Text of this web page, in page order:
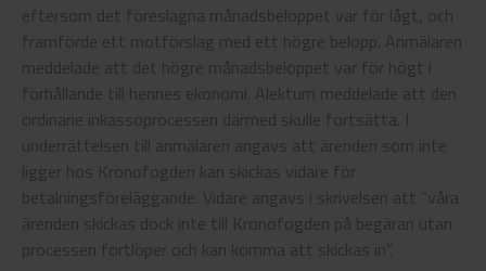
eftersom det föreslagna månadsbeloppet var för lågt, och
framförde ett motförslag med ett högre belopp. Anmälaren
meddelade att det högre månadsbeloppet var för högt i
förhållande till hennes ekonomi. Alektum meddelade att den
ordinarie inkassoprocessen därmed skulle fortsätta. I
underrättelsen till anmälaren angavs att ärenden som inte
ligger hos Kronofogden kan skickas vidare för
betalningsföreläggande. Vidare angavs i skrivelsen att ”våra
ärenden skickas dock inte till Kronofogden på begäran utan
processen fortlöper och kan komma att skickas in”.